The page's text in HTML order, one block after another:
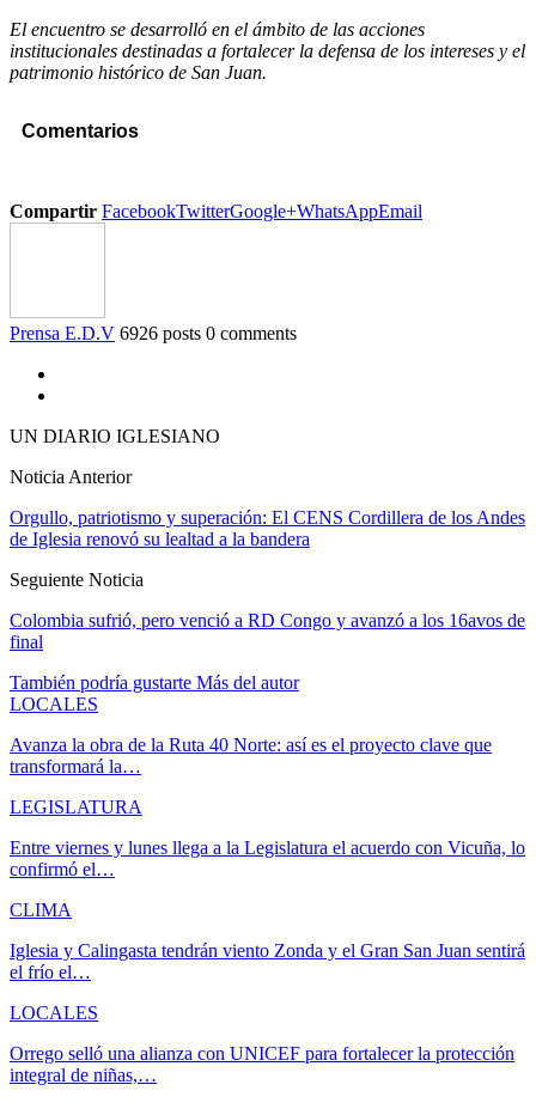
El encuentro se desarrolló en el ámbito de las acciones
institucionales destinadas a fortalecer la defensa de los intereses y el
patrimonio histórico de San Juan.
Comentarios
Compartir FacebookTwitterGoogle+WhatsAppEmail
Prensa E.D.V 6926 posts 0 comments
UN DIARIO IGLESIANO
Noticia Anterior
Orgullo, patriotismo y superación: El CENS Cordillera de los Andes
de Iglesia renovó su lealtad a la bandera
Seguiente Noticia
Colombia sufrió, pero venció a RD Congo y avanzó a los 16avos de
final
También podría gustarte Más del autor
LOCALES
Avanza la obra de la Ruta 40 Norte: así es el proyecto clave que
transformará la…
LEGISLATURA
Entre viernes y lunes llega a la Legislatura el acuerdo con Vicuña, lo
confirmó el…
CLIMA
Iglesia y Calingasta tendrán viento Zonda y el Gran San Juan sentirá
el frío el…
LOCALES
Orrego selló una alianza con UNICEF para fortalecer la protección
integral de niñas,…